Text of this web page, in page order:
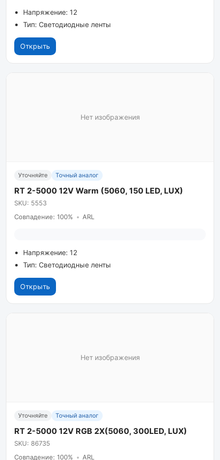
Напряжение: 12
Тип: Светодиодные ленты
Открыть
Нет изображения
Уточняйте Точный аналог
RT 2-5000 12V Warm (5060, 150 LED, LUX)
SKU: 5553
Совпадение: 100% • ARL
Напряжение: 12
Тип: Светодиодные ленты
Открыть
Нет изображения
Уточняйте Точный аналог
RT 2-5000 12V RGB 2X(5060, 300LED, LUX)
SKU: 86735
Совпадение: 100% • ARL